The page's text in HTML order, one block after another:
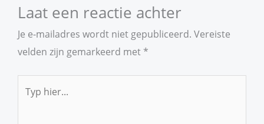
Laat een reactie achter
Je e-mailadres wordt niet gepubliceerd. Vereiste
velden zijn gemarkeerd met *
hier...